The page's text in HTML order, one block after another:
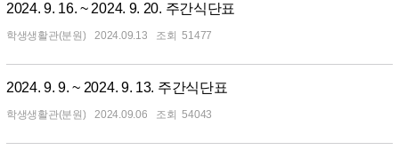
2024. 9. 16. ~ 2024. 9. 20. 주간식단표
학생생활관(분원) 2024.09.13 51477
2024. 9. 9. ~ 2024. 9. 13. 주간식단표
학생생활관(분원) 2024.09.06 54043